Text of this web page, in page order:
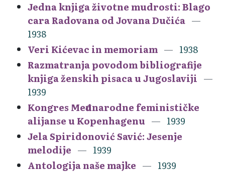
Jedna knjiga životne mudrosti: Blago
cara Radovana od Jovana Dučića
1938
Veri Kićevac in memoriam
1938
Razmatranja povodom bibliografije
knjiga ženskih pisaca u Jugoslaviji
1939
Kongres Međunarodne feminističke
alijanse u Kopenhagenu
1939
Jela Spiridonović Savić: Jesenje
melodije
1939
Antologija naše majke
1939